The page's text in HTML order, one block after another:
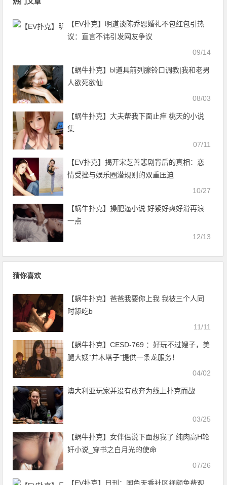
【EV扑克】明道谈陈乔恩婚礼不包红包引热
议：直言不讳引发网友争议
09/14
【蜗牛扑克】bl道具前列腺铃口调教|我和老男
人欲死欲仙
08/03
【蜗牛扑克】大夫帮我下面止痒 桃天的小说
集
07/11
【EV扑克】揭开宋芝善悲剧背后的真相：恋
情受挫与娱乐圈潜规则的双重压迫
10/27
【蜗牛扑克】操肥逼小说 好紧好爽好滑再浪
一点
12/13
猜你喜欢
【蜗牛扑克】爸爸我要你上我 我被三个人同
时舔吃b
11/11
【蜗牛扑克】CESD-769 ：好玩不过嫂子，美
腿大嫂“并木塔子”提供一条龙服务！
04/02
澳大利亚玩家并没有放弃为线上扑克而战
03/25
【蜗牛扑克】女伴侣说下面想我了 纯肉高H轮
奸小说_穿书之白月光的使命
07/26
【EV扑克】日刊：国色天香社区视频免费观